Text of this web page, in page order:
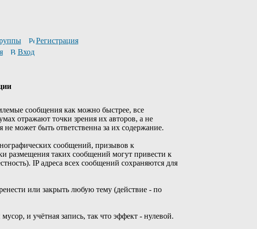
Регистрация
Вход
сообщения как можно быстрее, все
отражают точки зрения их авторов, а не
может быть ответственна за их содержание.
сообщений, призывов к
размещения таких сообщений могут привести к
IP адреса всех сообщений сохраняются для
или закрыть любую тему (действие - по
и учётная запись, так что эффект - нулевой.